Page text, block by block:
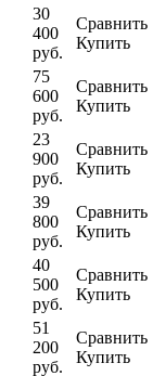
30
400
руб.
Сравнить
Купить
75
600
руб.
Сравнить
Купить
23
900
руб.
Сравнить
Купить
39
800
руб.
Сравнить
Купить
40
500
руб.
Сравнить
Купить
51
200
руб.
Сравнить
Купить